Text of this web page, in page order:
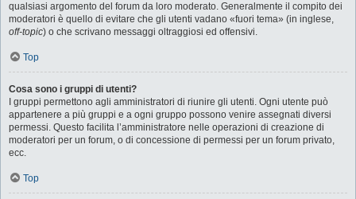
qualsiasi argomento del forum da loro moderato. Generalmente il compito dei
moderatori è quello di evitare che gli utenti vadano «fuori tema» (in inglese,
off-topic) o che scrivano messaggi oltraggiosi ed offensivi.
Top
Cosa sono i gruppi di utenti?
I gruppi permettono agli amministratori di riunire gli utenti. Ogni utente può
appartenere a più gruppi e a ogni gruppo possono venire assegnati diversi
permessi. Questo facilita l’amministratore nelle operazioni di creazione di
moderatori per un forum, o di concessione di permessi per un forum privato,
ecc.
Top